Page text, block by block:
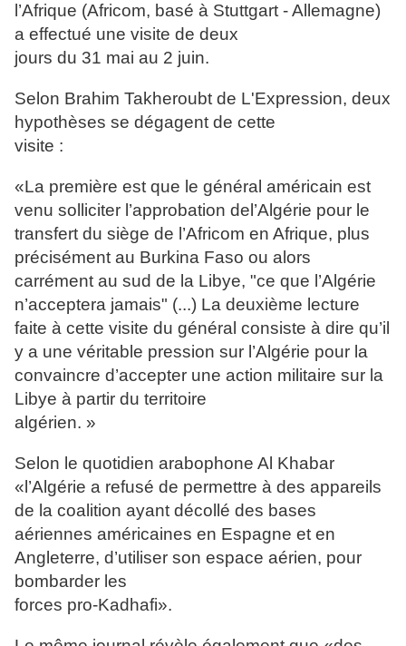
l’Afrique (Africom, basé à Stuttgart - Allemagne)
a effectué une visite de deux
jours du 31 mai au 2 juin.
Selon Brahim Takheroubt de L'Expression, deux
hypothèses se dégagent de cette
visite :
«La première est que le général américain est
venu solliciter l’approbation del’Algérie pour le
transfert du siège de l’Africom en Afrique, plus
précisément au Burkina Faso ou alors
carrément au sud de la Libye, "ce que l’Algérie
n’acceptera jamais" (...) La deuxième lecture
faite à cette visite du général consiste à dire qu’il
y a une véritable pression sur l’Algérie pour la
convaincre d’accepter une action militaire sur la
Libye à partir du territoire
algérien. »
Selon le quotidien arabophone Al Khabar
«l’Algérie a refusé de permettre à des appareils
de la coalition ayant décollé des bases
aériennes américaines en Espagne et en
Angleterre, d’utiliser son espace aérien, pour
bombarder les
forces pro-Kadhafi».